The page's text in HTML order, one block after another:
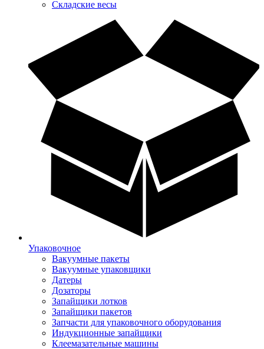
Складские весы
Упаковочное
Вакуумные пакеты
Вакуумные упаковщики
Датеры
Дозаторы
Запайщики лотков
Запайщики пакетов
Запчасти для упаковочного оборудования
Индукционные запайщики
Клеемазательные машины